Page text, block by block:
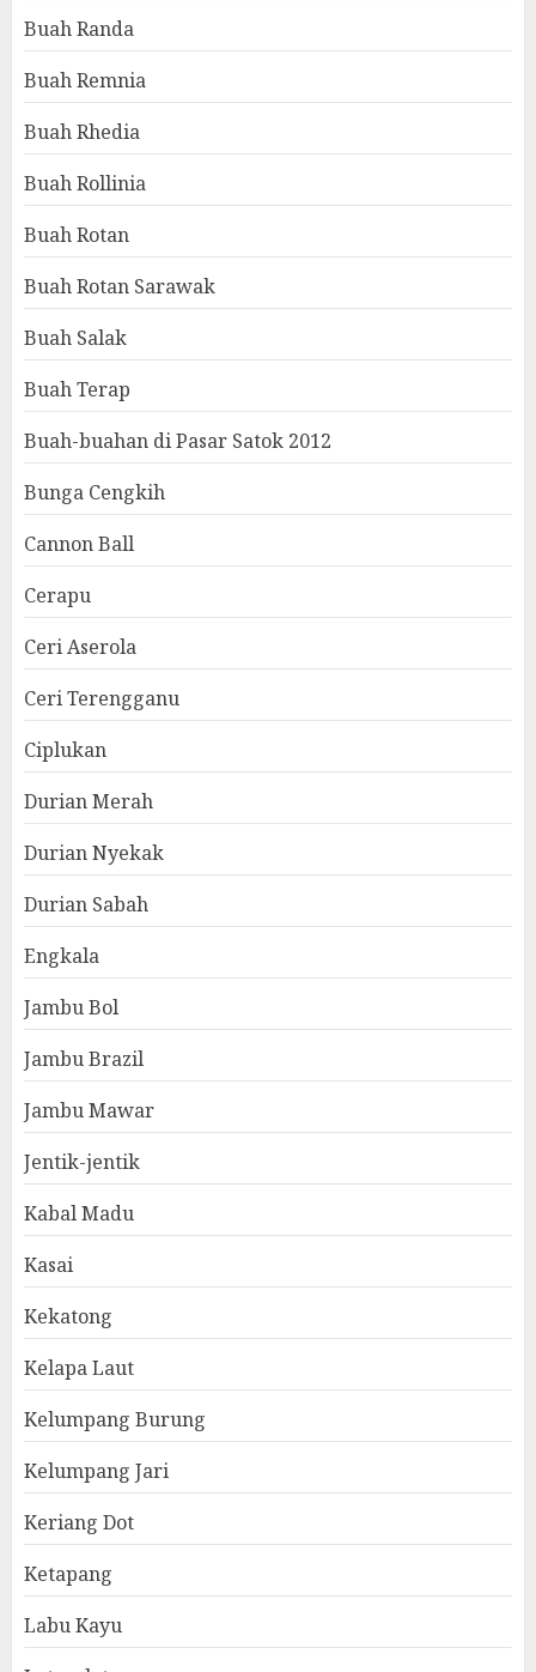
Buah Randa
Buah Remnia
Buah Rhedia
Buah Rollinia
Buah Rotan
Buah Rotan Sarawak
Buah Salak
Buah Terap
Buah-buahan di Pasar Satok 2012
Bunga Cengkih
Cannon Ball
Cerapu
Ceri Aserola
Ceri Terengganu
Ciplukan
Durian Merah
Durian Nyekak
Durian Sabah
Engkala
Jambu Bol
Jambu Brazil
Jambu Mawar
Jentik-jentik
Kabal Madu
Kasai
Kekatong
Kelapa Laut
Kelumpang Burung
Kelumpang Jari
Keriang Dot
Ketapang
Labu Kayu